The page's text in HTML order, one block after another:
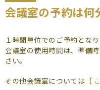
NEWS
Busico.通信
よくあるご質問
会議室の予約は何
１時間単位でのご予約となり
会議室の使用時間は、準備
さい。
その他会議室については 【